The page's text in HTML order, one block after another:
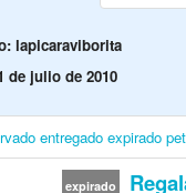
lapicaraviborita
de julio de 2010
entregado expirado
expirado